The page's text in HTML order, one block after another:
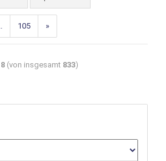
105 »
8(von insgesamt 833)